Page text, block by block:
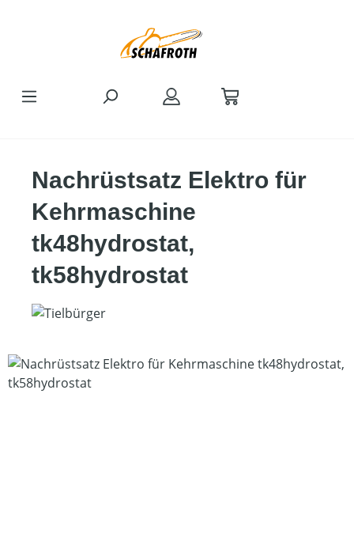
Nachrüstsatz Elektro für
Kehrmaschine
tk48hydrostat,
tk58hydrostat
Bildergalerie überspringen